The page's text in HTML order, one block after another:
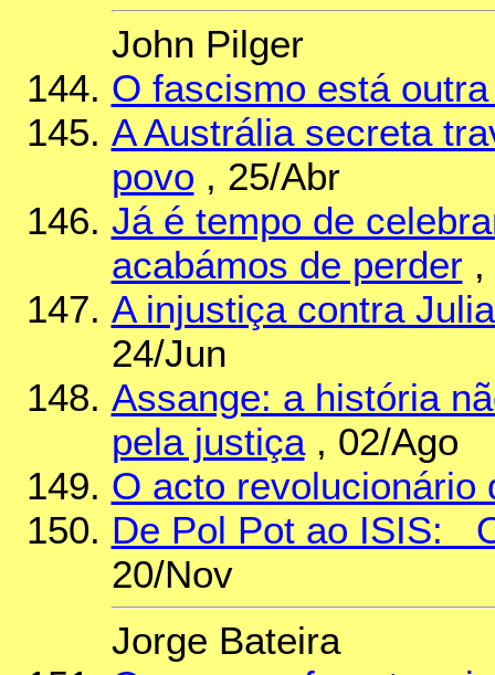
John Pilger
O fascismo está
A Austrália secreta
povo , 25/Abr
Já é tempo de
acabámos de perder
A injustiça contra
24/Jun
Assange: a história
pela justiça, 02/Ago
O acto revolucionário
De Pol Pot ao ISIS:
20/Nov
Jorge Bateira